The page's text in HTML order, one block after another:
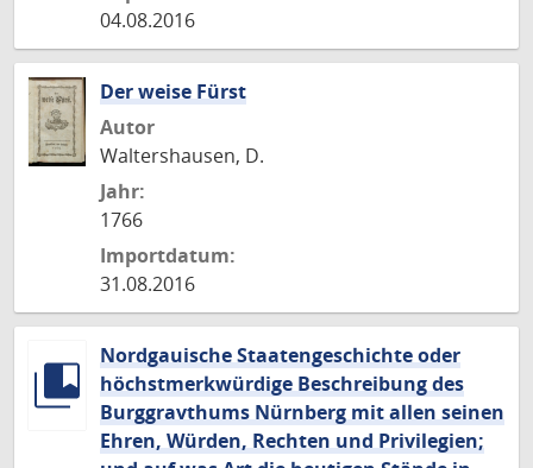
04.08.2016
Der weise Fürst
Autor
Waltershausen, D.
Jahr:
1766
Importdatum:
31.08.2016
Nordgauische Staatengeschichte oder
höchstmerkwürdige Beschreibung des
Burggravthums Nürnberg mit allen seinen
Ehren, Würden, Rechten und Privilegien;